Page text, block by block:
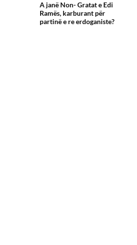
A janë Non- Gratat e Edi
Ramës, karburant për
partinë e re erdoganiste?